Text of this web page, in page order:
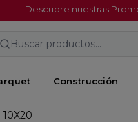
Descubre nuestras
Buscar productos...
Construcción